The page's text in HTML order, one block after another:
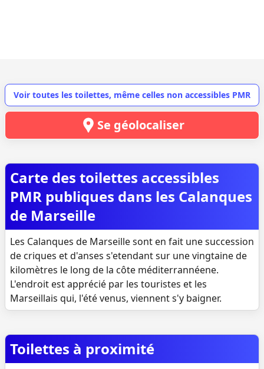
Voir toutes les toilettes, même celles non accessibles PMR
Se géolocaliser
Carte des toilettes accessibles
PMR publiques dans les Calanques
de Marseille
Les Calanques de Marseille sont en fait une succession
de criques et d'anses s'etendant sur une vingtaine de
kilomètres le long de la côte méditerrannéene.
L'endroit est apprécié par les touristes et les
Marseillais qui, l'été venus, viennent s'y baigner.
Toilettes à proximité